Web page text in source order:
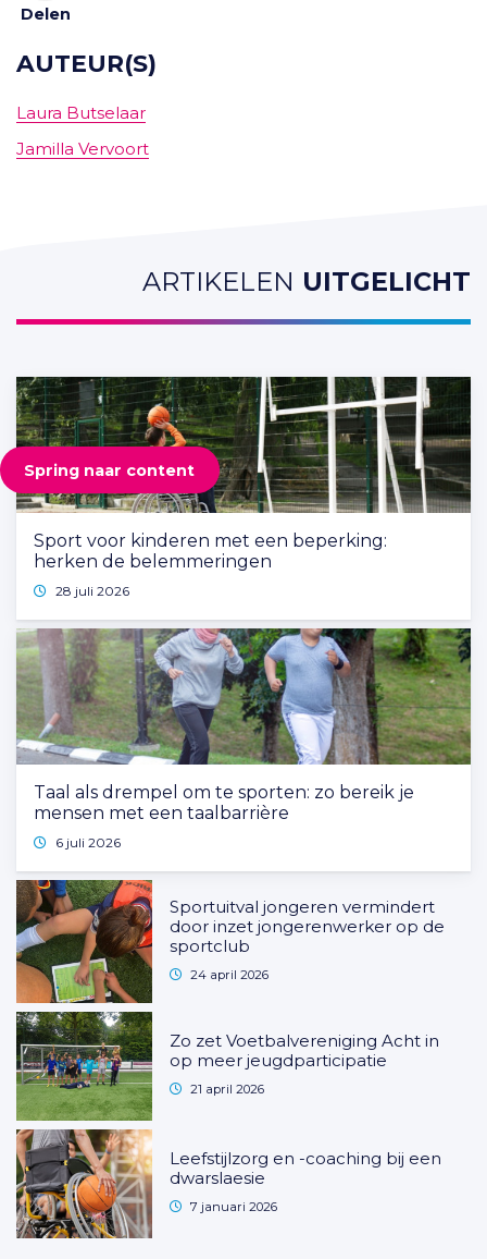
Spring naar content
Delen
AUTEUR(S)
Laura Butselaar
Jamilla Vervoort
ARTIKELEN UITGELICHT
Sport voor kinderen met een beperking:
herken de belemmeringen
28 juli 2026
Taal als drempel om te sporten: zo bereik je
mensen met een taalbarrière
6 juli 2026
Sportuitval jongeren vermindert
door inzet jongerenwerker op de
sportclub
24 april 2026
Zo zet Voetbalvereniging Acht in
op meer jeugdparticipatie
21 april 2026
Leefstijlzorg en -coaching bij een
dwarslaesie
7 januari 2026